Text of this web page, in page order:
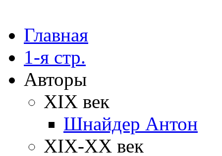
Главная
1-я стр.
Авторы
XIX век
Шнайдер Антон
XIX-XX век